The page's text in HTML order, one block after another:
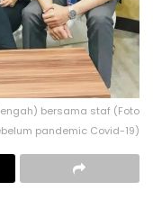
bersama staf (Foto
pandemic Covid-19)